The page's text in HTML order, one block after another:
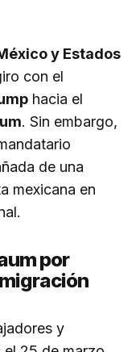
y Estados
con el
hacia el
. Sin embargo,
de una
mexicana en
por
y